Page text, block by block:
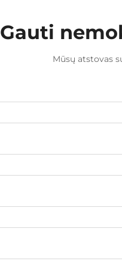
Gauti
Mūsų atstovas